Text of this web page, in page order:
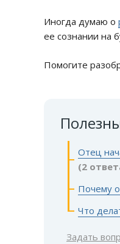
Иногда думаю о
ее сознании на
Помогите
Отец
(2
Почему
Что
Задать